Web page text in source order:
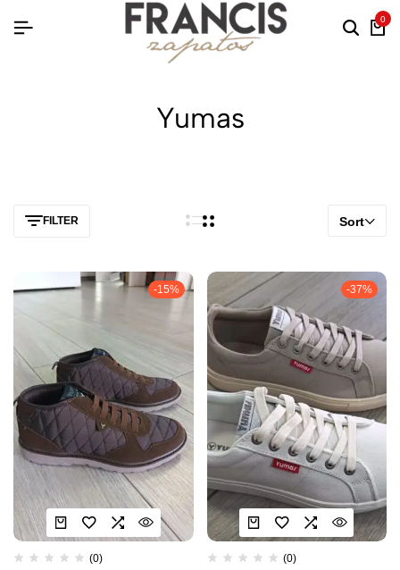
0
Yumas
FILTER Sort
-15%
(0)
-37%
(0)